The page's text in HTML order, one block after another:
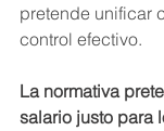
pretende unificar
control efectivo.
La normativa
salario justo para